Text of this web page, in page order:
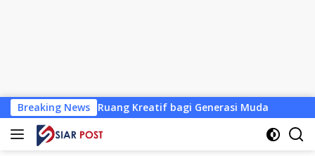
Langsung
ke
konten
Breaking News
Ruang Kreatif bagi Generasi Muda Bursa Ketua